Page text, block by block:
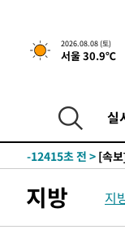
2026.08.08 (토)
서울 30.9℃
실
2시간 전 >[속보]규
-17104초 전 >
미
하향수정 (2보)
-16552초 전 >
↓
-12415초 전 > [속
운드는 임시"
-3068초 전 >
"낮
-3032초 전 >[속보]
지방 지